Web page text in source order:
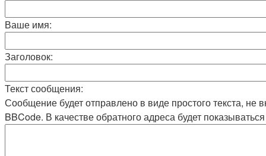
Ваше имя:
Заголовок:
Текст сообщения:
Сообщение будет отправлено в виде простого текста, не
BBCode. В качестве обратного адреса будет